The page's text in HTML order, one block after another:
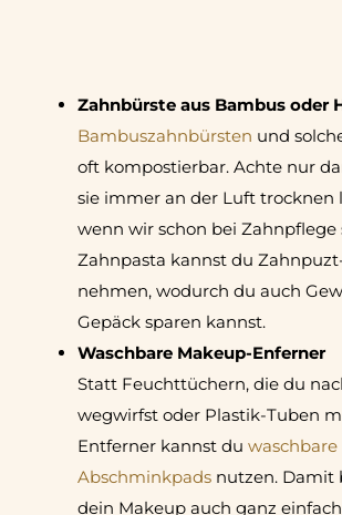
Zahnbürste aus Bambus oder
Bambuszahnbürsten und
oft kompostierbar. Achte nur
sie immer an der Luft trocknen
wenn wir schon bei Zahnpflege
Zahnpasta kannst du
nehmen, wodurch du auch
Gepäck sparen kannst.
Waschbare Makeup-Enferner
Statt Feuchttüchern, die du
wegwirfst oder Plastik-Tuben
Entferner kannst du waschbare
Abschminkpadsnutzen. Damit
dein Makeup auch ganz